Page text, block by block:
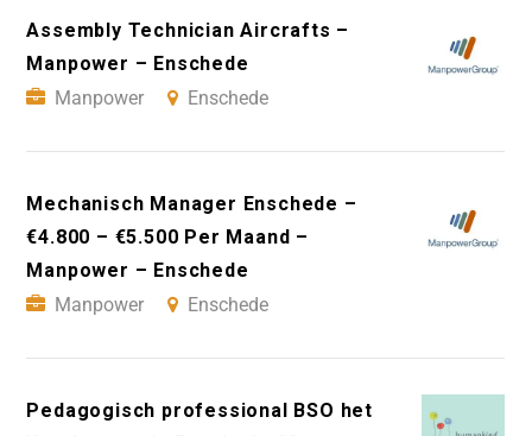
Assembly Technician Aircrafts –
Manpower – Enschede
Manpower
Enschede
Mechanisch Manager Enschede –
€4.800 – €5.500 Per Maand –
Manpower – Enschede
Manpower
Enschede
Pedagogisch professional BSO het